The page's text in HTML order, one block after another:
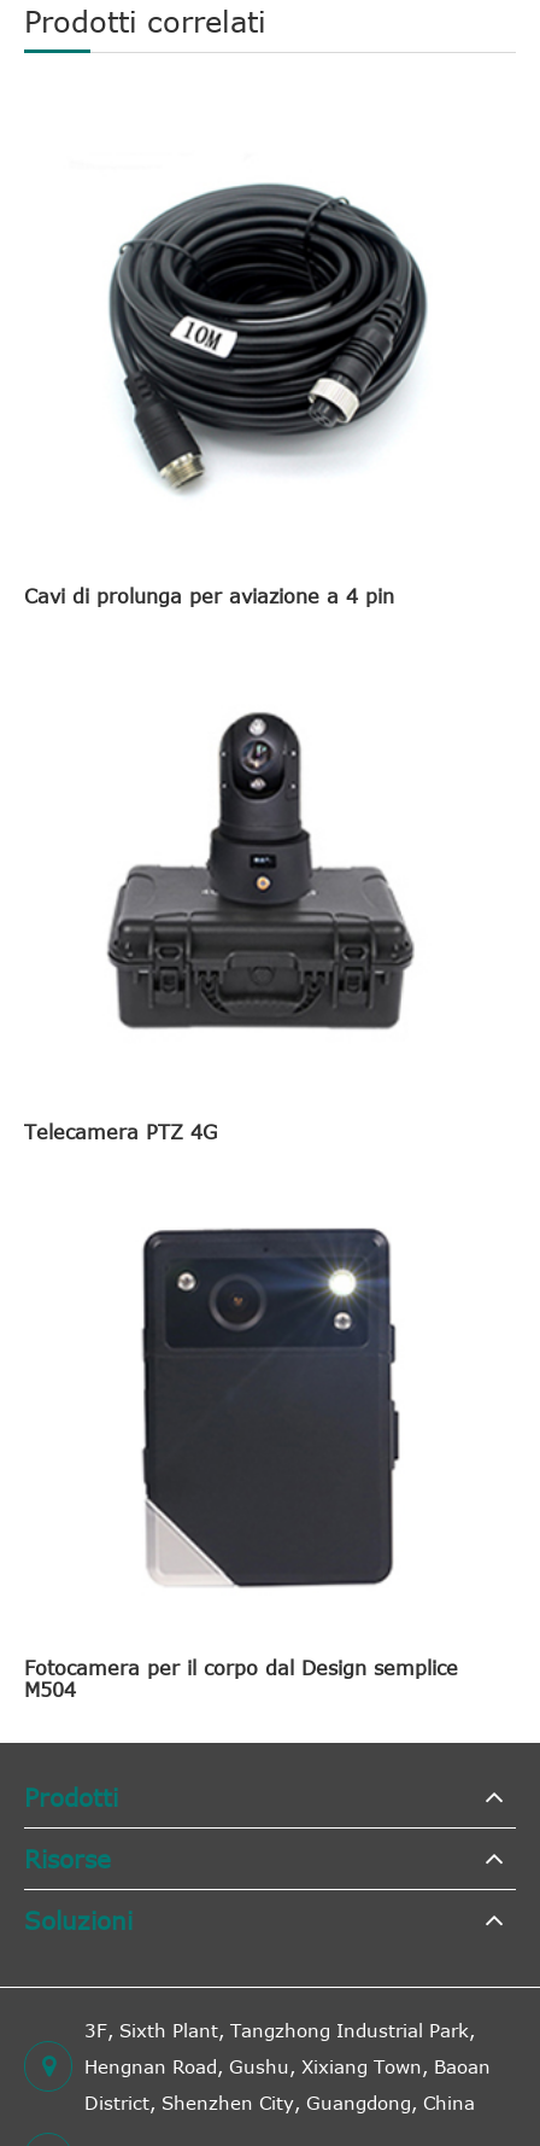
Prodotti correlati
Cavi di prolunga per aviazione a 4 pin
Telecamera PTZ 4G
Fotocamera per il corpo dal Design semplice
M504
Prodotti
Risorse
Soluzioni
3F, Sixth Plant, Tangzhong Industrial Park,
Hengnan Road, Gushu, Xixiang Town, Baoan
District, Shenzhen City, Guangdong, China